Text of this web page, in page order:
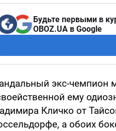
Будьте первыми в
OBOZ.UA в Google
экс-чемпион
ему
Кличко от
а обоих